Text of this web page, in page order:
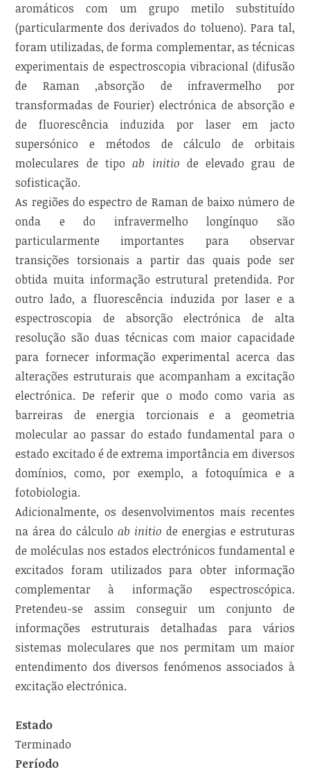
aromáticos com um grupo metilo substituído
(particularmente dos derivados do tolueno). Para tal,
foram utilizadas, de forma complementar, as técnicas
experimentais de espectroscopia vibracional (difusão
de Raman ,absorção de infravermelho por
transformadas de Fourier) electrónica de absorção e
de fluorescência induzida por laser em jacto
supersónico e métodos de cálculo de orbitais
moleculares de tipoab initio de elevado grau de
sofisticação.
As regiões do espectro de Raman de baixo número de
onda e do infravermelho longínquo são
particularmente importantes para observar
transições torsionais a partir das quais pode ser
obtida muita informação estrutural pretendida. Por
outro lado, a fluorescência induzida por laser e a
espectroscopia de absorção electrónica de alta
resolução são duas técnicas com maior capacidade
para fornecer informação experimental acerca das
alterações estruturais que acompanham a excitação
electrónica. De referir que o modo como varia as
barreiras de energia torcionais e a geometria
molecular ao passar do estado fundamental para o
estado excitado é de extrema importância em diversos
domínios, como, por exemplo, a fotoquímica e a
fotobiologia.
Adicionalmente, os desenvolvimentos mais recentes
na área do cálculoab initio de energias e estruturas
de moléculas nos estados electrónicos fundamental e
excitados foram utilizados para obter informação
complementar à informação espectroscópica.
Pretendeu-se assim conseguir um conjunto de
informações estruturais detalhadas para vários
sistemas moleculares que nos permitam um maior
entendimento dos diversos fenómenos associados à
excitação electrónica.
Estado
Terminado
Período